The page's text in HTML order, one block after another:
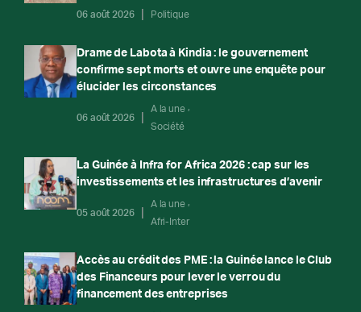
06 août 2026 Politique
Drame de Labota à Kindia : le gouvernement
confirme sept morts et ouvre une enquête pour
élucider les circonstances
06 août 2026
A la une
Société
La Guinée à Infra for Africa 2026 : cap sur les
investissements et les infrastructures d’avenir
05 août 2026
A la une
Afri-Inter
Accès au crédit des PME : la Guinée lance le Club
des Financeurs pour lever le verrou du
financement des entreprises